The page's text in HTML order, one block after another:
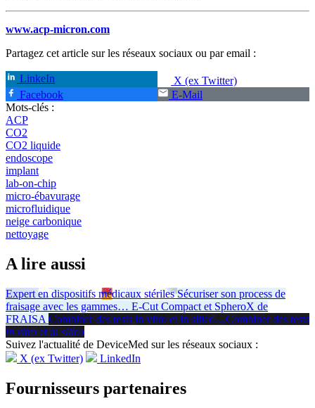
www.acp-micron.com
Partagez cet article sur les réseaux sociaux ou par email :
LinkeIn
X (ex Twitter)
Facebook
E-Mail
Mots-clés :
ACP
CO2
CO2 liquide
endoscope
implant
lab-on-chip
micro-ébavurage
microfluidique
neige carbonique
nettoyage
A lire aussi
Expert en dispositifs médicaux stériles Sécuriser son process de
fraisage avec les gammes… E-Cut Compact et SpheroX de
FRAISA Combiner des tests in vitro et in silico…Combiner des tests
in vitro et in silico
Suivez l'actualité de DeviceMed sur les réseaux sociaux :
X (ex Twitter)
LinkedIn
Fournisseurs partenaires